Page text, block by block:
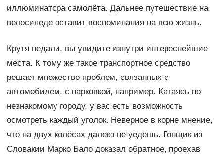
иллюминатора самолёта. Дальнее путешествие на
велосипеде оставит воспоминания на всю жизнь.
Крутя педали, вы увидите изнутри интереснейшие
места. К тому же такое транспортное средство
решает множество проблем, связанных с
автомобилем, с парковкой, например. Катаясь по
незнакомому городу, у вас есть возможность
осмотреть каждый уголок. Неверное в корне мнение,
что на двух колёсах далеко не уедешь. Гонщик из
Словакии Марко Бало доказал обратное, проехав